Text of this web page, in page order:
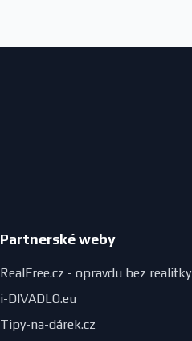
Partnerské weby
RealFree.cz - opravdu bez realitky
i-DIVADLO.eu
Tipy-na-dárek.cz